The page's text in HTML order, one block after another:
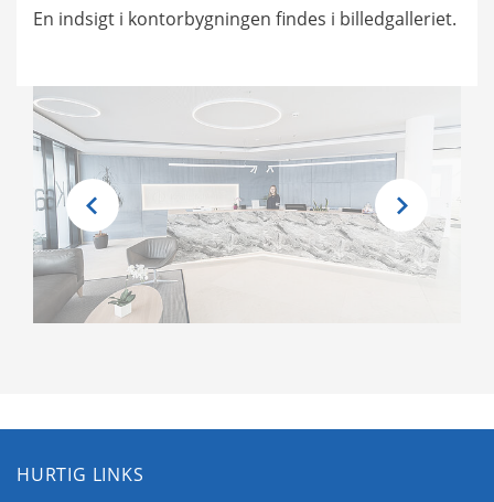
En indsigt i kontorbygningen findes i billedgalleriet.
HURTIG LINKS